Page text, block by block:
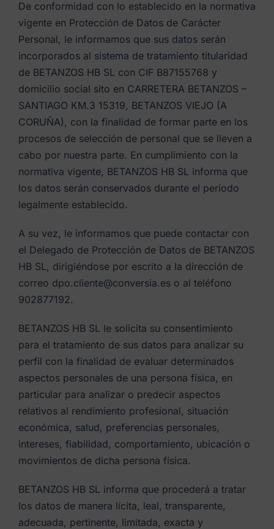
De conformidad con lo establecido en la normativa
vigente en Protección de Datos de Carácter
Personal, le informamos que sus datos serán
incorporados al sistema de tratamiento titularidad
de BETANZOS HB SL con CIF B87155768 y
domicilio social sito en CARRETERA BETANZOS –
SANTIAGO KM.3 15319, BETANZOS VIEJO (A
CORUÑA), con la finalidad de formar parte en los
procesos de selección de personal que se lleven a
cabo por nuestra parte. En cumplimiento con la
normativa vigente, BETANZOS HB SL informa que
los datos serán conservados durante el período
legalmente establecido.
A su vez, le informamos que puede contactar con
el Delegado de Protección de Datos de BETANZOS
HB SL, dirigiéndose por escrito a la dirección de
correo dpo.cliente@conversia.es o al teléfono
902877192.
BETANZOS HB SL le solicita su consentimiento
para el tratamiento de sus datos para analizar su
perfil con la finalidad de evaluar determinados
aspectos personales de una persona física, en
particular para analizar o predecir aspectos
relativos al rendimiento profesional, situación
económica, salud, preferencias personales,
intereses, fiabilidad, comportamiento, ubicación o
movimientos de dicha persona física.
BETANZOS HB SL informa que procederá a tratar
los datos de manera lícita, leal, transparente,
adecuada, pertinente, limitada, exacta y